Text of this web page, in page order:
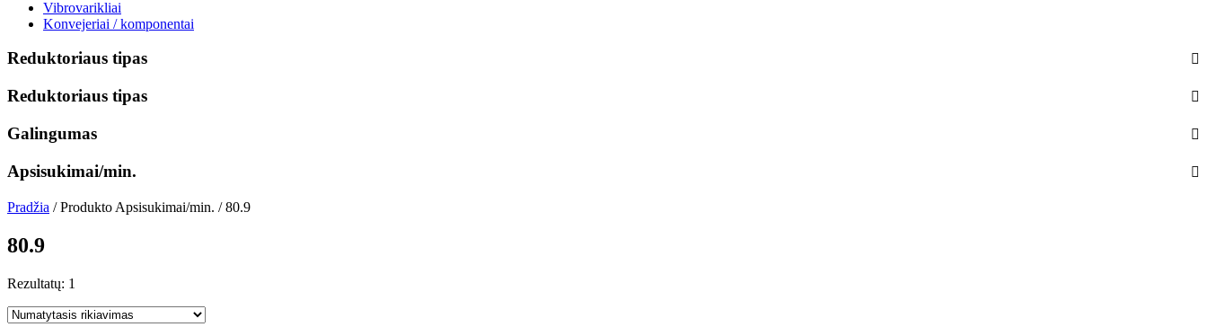
Vibrovarikliai
Konvejeriai / komponentai
Reduktoriaus tipas
Reduktoriaus tipas
Galingumas
Apsisukimai/min.
Pradžia / Produkto Apsisukimai/min. / 80.9
80.9
Rezultatų: 1